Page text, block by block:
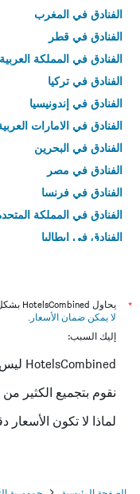
الفنادق في المغرب
الفنادق في قطر
الفنادق في المملكة
الفنادق في تركيا
الفنادق في إندونيسيا
الفنادق في الامارات
الفنادق في البحرين
الفنادق في مصر
الفنادق في فرنسا
الفنادق في المملكة
الفنادق في إيطاليا
*
يحاول HotelsCombined بشكل دائم الحصول على الأسعار الدقيقة، ولكن
لا يمكن ضمان الأسعار .
إليك السبب:
HotelsCombined ليس البائع
نقوم بتجميع الكثير من
لماذا لا تكون الأسعار